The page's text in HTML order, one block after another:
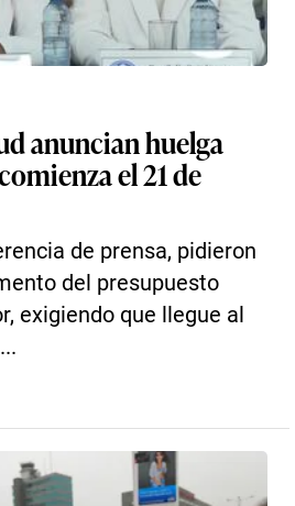
anuncian huelga
el 21 de
de prensa, pidieron
del presupuesto
exigiendo que llegue al